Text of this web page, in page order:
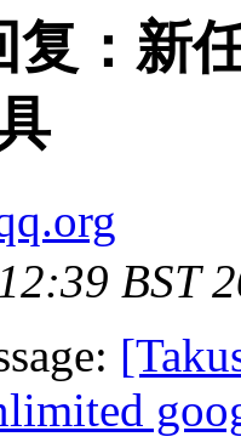
复：新
BST